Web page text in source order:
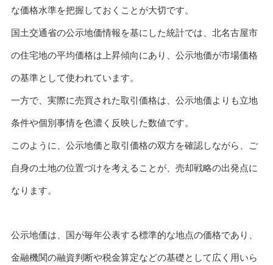
な価格水準を把握しておくことが大切です。
国土交通省の公示地価情報を基にした統計では、北名古屋市
の住宅地の平均価格は上昇傾向にあり、公示地価が市場価格
の基準として使われています。
一方で、実際に売買された取引価格は、公示地価よりも立地
条件や個別事情を色濃く反映した数値です。
このように、公示地価と取引価格の双方を確認しながら、ご
自身の土地の位置づけを考えることが、売却戦略の出発点に
なります。
公示地価は、国が毎年公表する標準的な地点の価格であり、
金融機関の融資判断や税金算定などの基礎として広く用いら